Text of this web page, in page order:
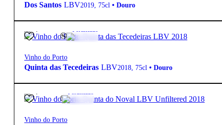
Dos Santos LBV2019, 75cl • Douro
19,95€ Fortificado
Vinho do Porto
Quinta das Tecedeiras LBV2018, 75cl • Douro
21,50€ Fortificado
Vinho do Porto